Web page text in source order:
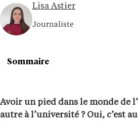
Lisa Astier
Journaliste
Avoir un pied dans le monde de
autre à l’université ? Oui, c’est
Sommaire